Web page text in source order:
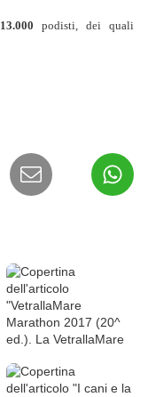
podisti, dei quali